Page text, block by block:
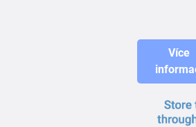
Více